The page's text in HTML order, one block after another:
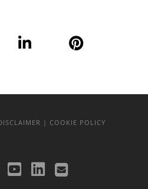
| COOKIE POLICY